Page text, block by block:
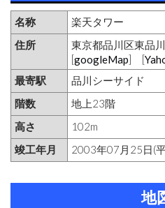
名称
楽天タワー
住所
東京都品川区東品
[googleMap] [
最寄駅
品川シーサイド
階数
地上23階
高さ
102m
竣工年月
2003年07月25日(
地